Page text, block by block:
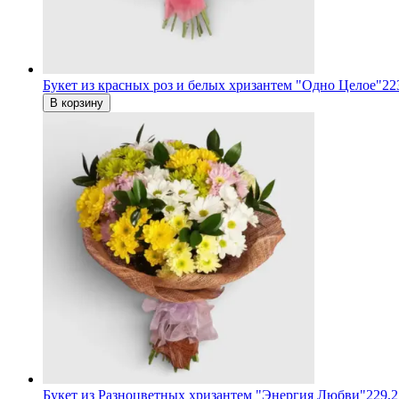
Букет из красных роз и белых хризантем "Одно Целое"
В корзину
Букет из Разноцветных хризантем "Энергия Любви"